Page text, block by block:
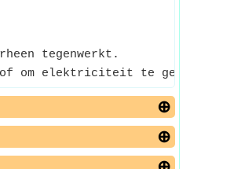
tegenwerkt.
om elektriciteit te geleiden. Het